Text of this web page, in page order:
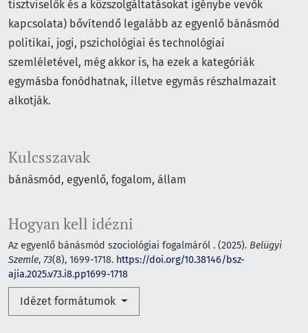
Kulcsszavak
bánásmód, egyenlő, fogalom, állam
Hogyan kell idézni
Az egyenlő bánásmód szociológiai fogalmáról . (2025). Belügyi
Szemle, 73(8), 1699-1718. https://doi.org/10.38146/bsz-
ajia.2025.v73.i8.pp1699-1718
Idézet formátumok
tisztviselők és a közszolgáltatásokat igénybe vevők
kapcsolata) bővítendő legalább az egyenlő bánásmód
politikai, jogi, pszichológiai és technológiai
szemléletével, még akkor is, ha ezek a kategóriák
egymásba fonódhatnak, illetve egymás részhalmazait
alkotják.